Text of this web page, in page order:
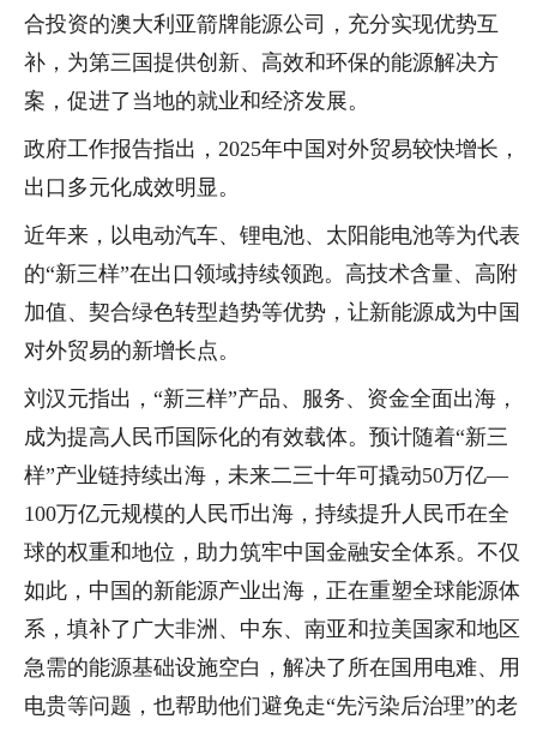
合投资的澳大利亚箭牌能源公司，充分实现优势互
补，为第三国提供创新、高效和环保的能源解决方
案，促进了当地的就业和经济发展。
政府工作报告指出，2025年中国对外贸易较快增长，
出口多元化成效明显。
近年来，以电动汽车、锂电池、太阳能电池等为代表
的“新三样”在出口领域持续领跑。高技术含量、高附
加值、契合绿色转型趋势等优势，让新能源成为中国
对外贸易的新增长点。
刘汉元指出，“新三样”产品、服务、资金全面出海，
成为提高人民币国际化的有效载体。预计随着“新三
样”产业链持续出海，未来二三十年可撬动50万亿—
100万亿元规模的人民币出海，持续提升人民币在全
球的权重和地位，助力筑牢中国金融安全体系。不仅
如此，中国的新能源产业出海，正在重塑全球能源体
系，填补了广大非洲、中东、南亚和拉美国家和地区
急需的能源基础设施空白，解决了所在国用电难、用
电贵等问题，也帮助他们避免走“先污染后治理”的老